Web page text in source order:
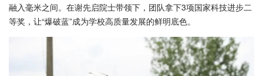
融入毫米之间。在谢先启院士带领下，团队拿下3项国家科技进步二
等奖，让“爆破蓝”成为学校高质量发展的鲜明底色。